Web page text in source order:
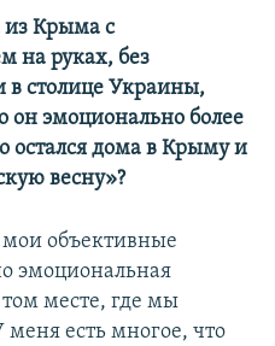
из Крыма с
на руках, без
в столице Украины,
он эмоционально более
остался дома в Крыму и
весну»?
объективные
эмоциональная
том месте, где мы
есть многое, что